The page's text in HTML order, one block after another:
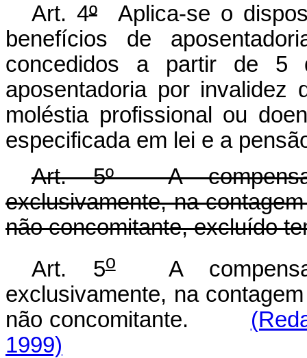
Art. 4ºAplica-se o
benefícios de
concedidos a partir de 5
aposentadoria por invalidez
moléstia profissional ou
especificada em lei e a
Art. 5º A
exclusivamente, na
não concomitante, excluído
Art. 5oA
exclusivamente, na
não concomitante.
1999)